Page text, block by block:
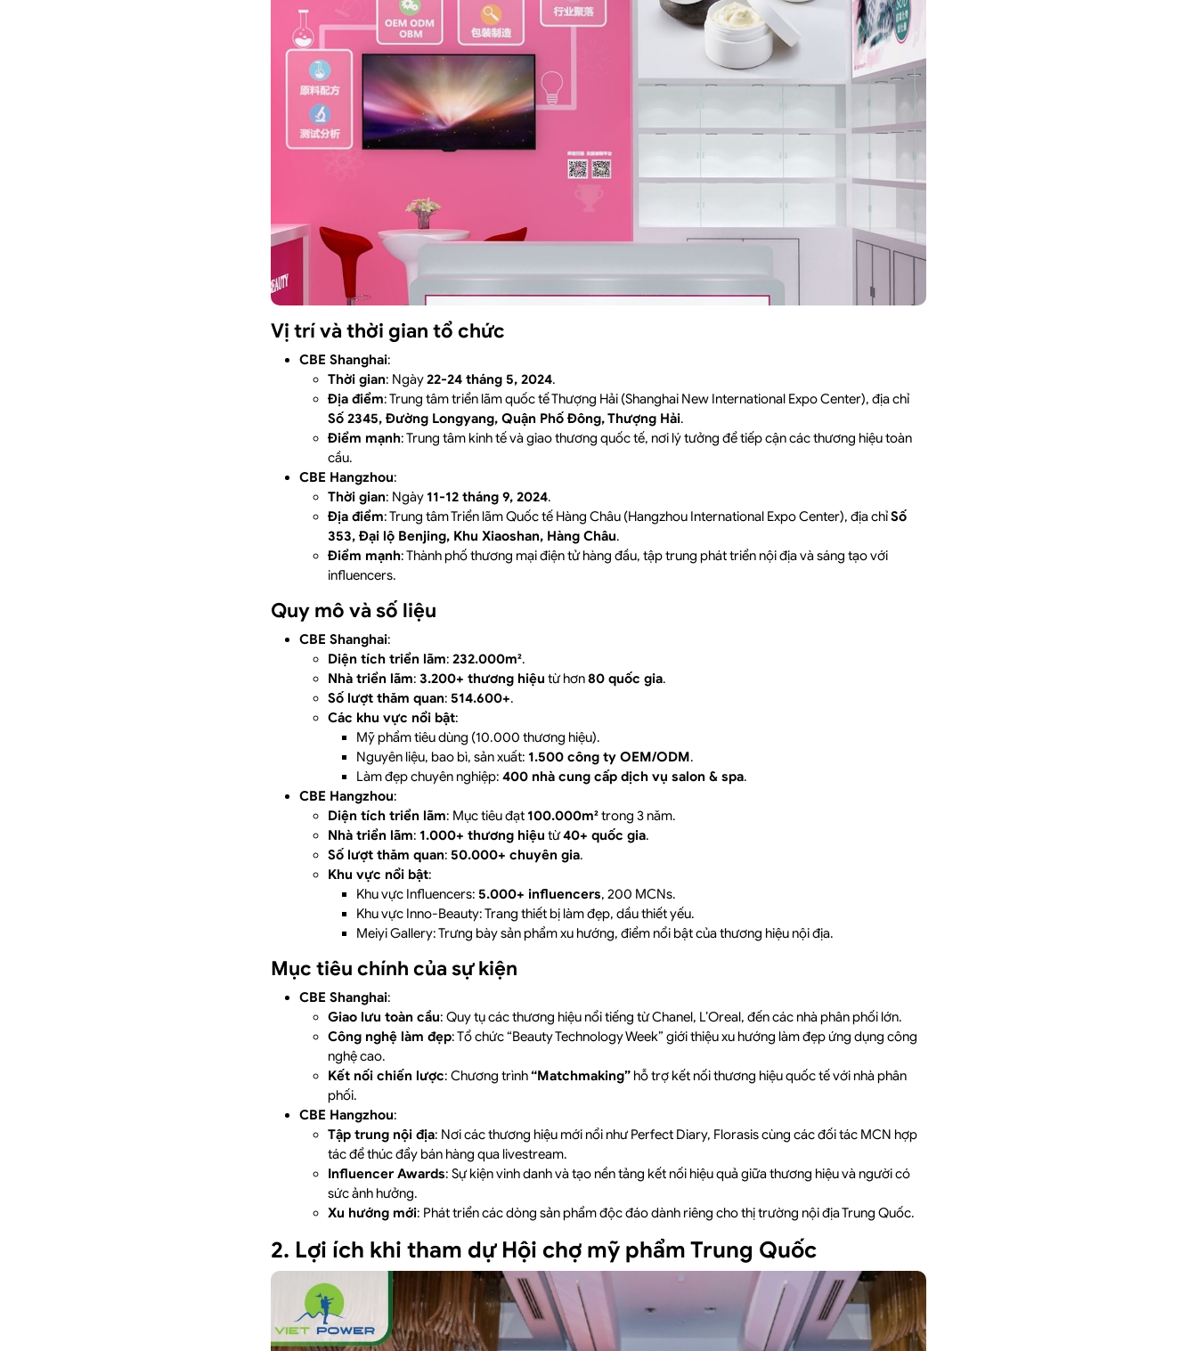
Vị trí và thời gian tổ chức
CBE Shanghai:
Thời gian: Ngày22-24 tháng 5, 2024.
Địa điểm: Trung tâm triển lãm quốc tế Thượng Hải (Shanghai New International Expo Center), địa chỉ
Số 2345, Đường Longyang, Quận Phố Đông, Thượng Hải.
Điểm mạnh: Trung tâm kinh tế và giao thương quốc tế, nơi lý tưởng để tiếp cận các thương hiệu toàn
cầu.
CBE Hangzhou:
Thời gian: Ngày 11-12 tháng 9, 2024.
Địa điểm: Trung tâm Triển lãm Quốc tế Hàng Châu (Hangzhou International Expo Center), địa chỉSố
353, Đại lộ Benjing, Khu Xiaoshan, Hàng Châu.
Điểm mạnh: Thành phố thương mại điện tử hàng đầu, tập trung phát triển nội địa và sáng tạo với
influencers.
Quy mô và số liệu
CBE Shanghai:
Diện tích triển lãm: 232.000m².
Nhà triển lãm: 3.200+ thương hiệu từ hơn80 quốc gia.
Số lượt thăm quan: 514.600+.
Các khu vực nổi bật:
Mỹ phẩm tiêu dùng (10.000 thương hiệu).
Nguyên liệu, bao bì, sản xuất: 1.500 công ty OEM/ODM.
Làm đẹp chuyên nghiệp: 400 nhà cung cấp dịch vụ salon & spa.
CBE Hangzhou:
Diện tích triển lãm: Mục tiêu đạt 100.000m²trong 3 năm.
Nhà triển lãm: 1.000+ thương hiệu từ40+ quốc gia.
Số lượt thăm quan: 50.000+ chuyên gia.
Khu vực nổi bật:
Khu vực Influencers: 5.000+ influencers, 200 MCNs.
Khu vực Inno-Beauty: Trang thiết bị làm đẹp, dầu thiết yếu.
Meiyi Gallery: Trưng bày sản phẩm xu hướng, điểm nổi bật của thương hiệu nội địa.
Mục tiêu chính của sự kiện
CBE Shanghai:
Giao lưu toàn cầu: Quy tụ các thương hiệu nổi tiếng từ Chanel, L’Oreal, đến các nhà phân phối lớn.
Công nghệ làm đẹp: Tổ chức “Beauty Technology Week” giới thiệu xu hướng làm đẹp ứng dụng công
nghệ cao.
Kết nối chiến lược: Chương trình“Matchmaking” hỗ trợ kết nối thương hiệu quốc tế với nhà phân
phối.
CBE Hangzhou:
Tập trung nội địa: Nơi các thương hiệu mới nổi như Perfect Diary, Florasis cùng các đối tác MCN hợp
tác để thúc đẩy bán hàng qua livestream.
Influencer Awards: Sự kiện vinh danh và tạo nền tảng kết nối hiệu quả giữa thương hiệu và người có
sức ảnh hưởng.
Xu hướng mới: Phát triển các dòng sản phẩm độc đáo dành riêng cho thị trường nội địa Trung Quốc.
2. Lợi ích khi tham dự Hội chợ mỹ phẩm Trung Quốc